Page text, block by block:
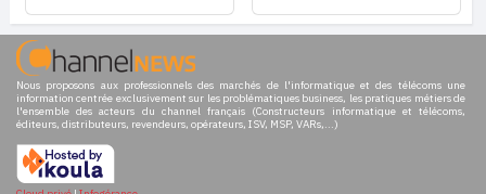
Nous proposons aux professionnels des marchés de l'informatique et des télécoms une
information centrée exclusivement sur les problématiques business, les pratiques métiers de
l'ensemble des acteurs du channel français (Constructeurs informatique et télécoms,
éditeurs, distributeurs, revendeurs, opérateurs, ISV, MSP, VARs,...)